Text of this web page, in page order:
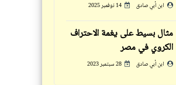
الحضرة الصوفيّة
من عجائب الطقوس أو
تدعي الانتماء للإسلام
غداً | ركّز معانا
ابن أبي صادق 14 نوفمبر 2025
مثال بسيط على يغمة الاحتراف
الكروي في مصر
ابن أبي صادق 28 سبتمبر 2023